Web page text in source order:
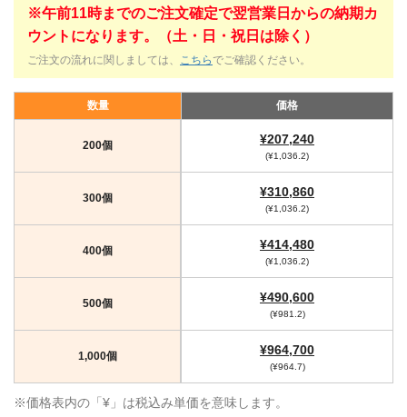
※午前11時までのご注文確定で翌営業日からの納期カ
ウントになります。（土・日・祝日は除く）
ご注文の流れに関しましては、 こちら でご確認ください。
数量 価格
200個 ¥207,240
(¥1,036.2)
300個 ¥310,860
(¥1,036.2)
400個 ¥414,480
(¥1,036.2)
500個 ¥490,600
(¥981.2)
1,000個 ¥964,700
(¥964.7)
※価格表内の「¥」は税込み単価を意味します。